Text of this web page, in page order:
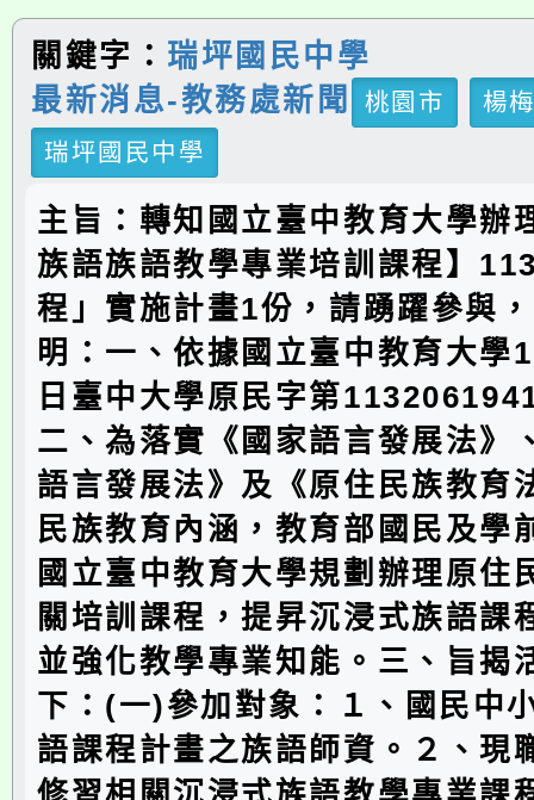
關鍵字： 瑞坪國民中學
最新消息-教務處新聞
桃園市
楊
瑞坪國民中學
主旨：轉知國立臺中教育大學辦
族語族語教學專業培訓課程】
程」實施計畫1份，請踴躍參與
明：一、依據國立臺中教育大學
日臺中大學原民字第
二、為落實《國家語言發展法》
語言發展法》及《原住民族教育
民族教育內涵，教育部國民及學
國立臺中教育大學規劃辦理原住
關培訓課程，提昇沉浸式族語課
並強化教學專業知能。三、旨揭
下：(一)參加對象：１、國民中
語課程計畫之族語師資。２、現